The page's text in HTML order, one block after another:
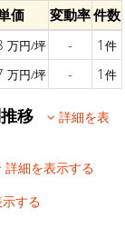
価 変動率件数
万円/坪 - 1 件
万円/坪 - 1 件
推移
詳細を表
詳細を表示する
する